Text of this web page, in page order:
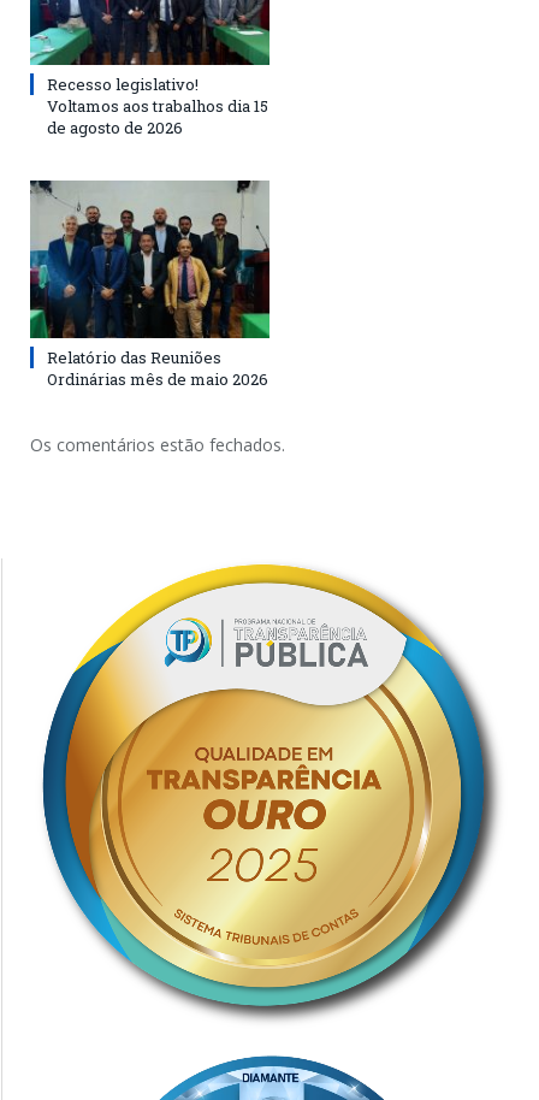
Recesso legislativo!
Voltamos aos trabalhos dia 15
de agosto de 2026
Relatório das Reuniões
Ordinárias mês de maio 2026
Os comentários estão fechados.